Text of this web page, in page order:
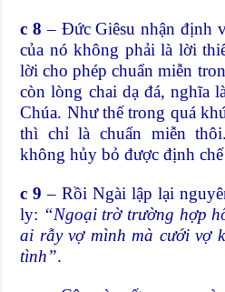
c 8 – Đức Giêsu nhận định
của nó không phải là lời
lời cho phép chuẩn miễn
còn lòng chai dạ đá, nghĩa
Chúa. Như thế trong quá
thì chỉ là chuẩn miễn
không hủy bỏ được định
c 9 – Rồi Ngài lập lại
ly: “Ngoại trờ trường hợp
ai rẫy vợ mình mà cưới vợ
tình”.